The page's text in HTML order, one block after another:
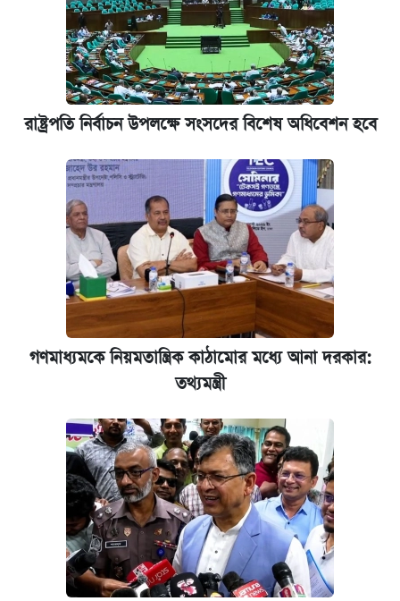
রাষ্ট্রপতি নির্বাচন উপলক্ষে সংসদের বিশেষ অধিবেশন হবে
গণমাধ্যমকে নিয়মতান্ত্রিক কাঠামোর মধ্যে আনা দরকার:
তথ্যমন্ত্রী